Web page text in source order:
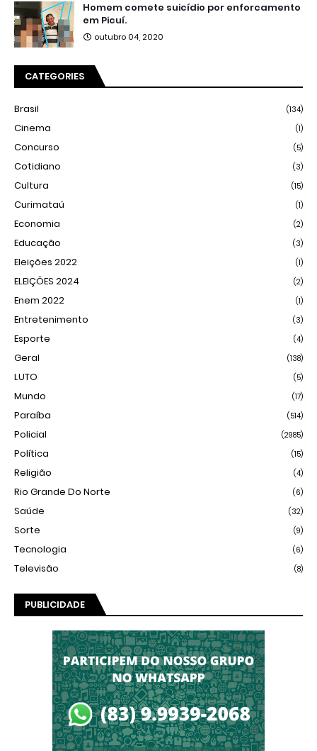
Homem comete suicídio por enforcamento
em Picuí.
outubro 04, 2020
CATEGORIES
Brasil (134)
Cinema (1)
Concurso (5)
Cotidiano (3)
Cultura (15)
Curimataú (1)
Economia (2)
Educação (3)
Eleições 2022 (1)
ELEIÇÕES 2024 (2)
Enem 2022 (1)
Entretenimento (3)
Esporte (4)
Geral (138)
LUTO (5)
Mundo (17)
Paraíba (514)
Policial (2985)
Política (15)
Religião (4)
Rio Grande Do Norte (6)
Saúde (32)
Sorte (9)
Tecnologia (6)
Televisão (8)
PUBLICIDADE